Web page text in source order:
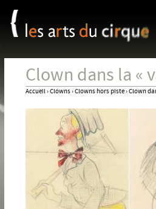
Clown dans la «
Vous
Accueil›Clowns›Clowns hors piste›Clown
Panneau de gestion des cookies